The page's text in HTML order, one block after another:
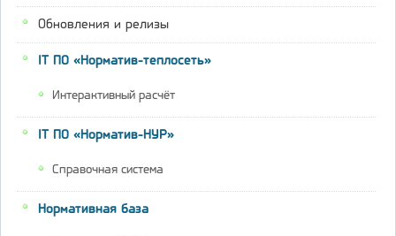
Обновления и релизы
IT ПО «Норматив-теплосеть»
Интерактивный расчёт
IT ПО «Норматив-НУР»
Справочная система
Нормативная база